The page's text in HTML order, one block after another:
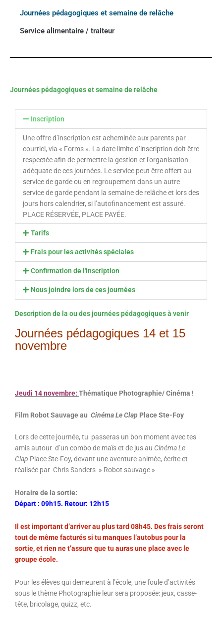
Journées pédagogiques et semaine de relâche
Service alimentaire / traiteur
Journées pédagogiques et semaine de relâche
Inscription
Une offre d’inscription est acheminée aux parents par
courriel, via « Forms ». La date limite d’inscription doit être
respectée afin de permettre la gestion et l’organisation
adéquate de ces journées. Le service peut être offert au
service de garde ou en regroupement dans un autre
service de garde pendant la semaine de relâche et lors des
jours hors calendrier, si l’autofinancement est assuré.
PLACE RÉSERVÉE, PLACE PAYÉE.
Tarifs
Frais pour les activités spéciales
Confirmation de l'inscription
Nous joindre lors de ces journées
Description de la ou des journées pédagogiques à venir
Journées pédagogiques 14 et 15
novembre
Jeudi 14 novembre: Thématique Photographie/ Cinéma !
Film Robot Sauvage au Cinéma Le Clap Place Ste-Foy
Lors de cette journée, tu passeras un bon moment avec tes
amis autour d’un combo de maïs et de jus au Cinéma Le
Clap Place Ste-Foy, devant une aventure animée, écrite et
réalisée par Chris Sanders » Robot sauvage »
Horaire de la sortie:
Départ : 09h15. Retour: 12h15
Il est important d’arriver au plus tard 08h45. Des frais seront
tout de même facturés si tu manques l’autobus pour la
sortie, et rien ne t’assure que tu auras une place avec le
groupe école.
Pour les élèves qui demeurent à l’école, une foule d’activités
sous le thème Photographie leur sera proposée: jeux, casse-
tête, bricolage, quizz, etc.